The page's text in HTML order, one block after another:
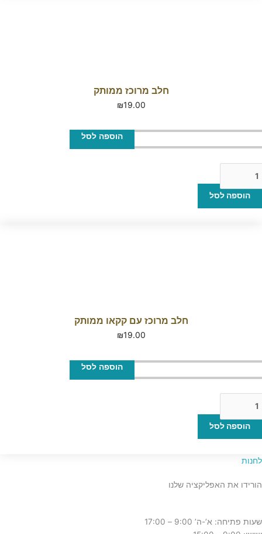
חלב מרוכז ממותק
₪19.00
הוספה לסל
הוספה לסל
חלב מרוכז עם קקאו ממותק
₪19.00
הוספה לסל
הוספה לסל
לחנות
הורידו את האפליקציה שלנו
שעות פתיחה: א’-ה’ 9:00 – 17:00